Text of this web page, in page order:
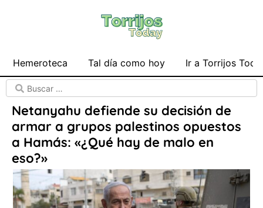
Hemeroteca Tal día como hoy Ir a Torrijos
Netanyahu defiende su decisión de
armar a grupos palestinos opuestos
a Hamás: «¿Qué hay de malo en
eso?»